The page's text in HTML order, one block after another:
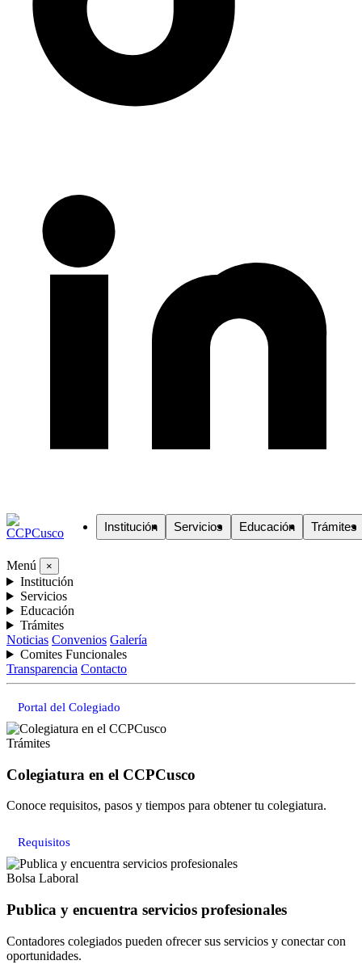
Institución Servicios Educación Trámites
Menú ×
Institución
Servicios
Educación
Trámites
Noticias Convenios Galería
Comites Funcionales
Transparencia Contacto
Portal del Colegiado
Trámites
Colegiatura en el CCPCusco
Conoce requisitos, pasos y tiempos para obtener tu colegiatura.
Requisitos
Bolsa Laboral
Publica y encuentra servicios profesionales
Contadores colegiados pueden ofrecer sus servicios y conectar con
oportunidades.